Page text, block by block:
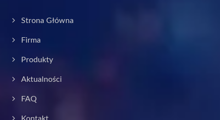
Strona Główna
Firma
Produkty
Aktualności
FAQ